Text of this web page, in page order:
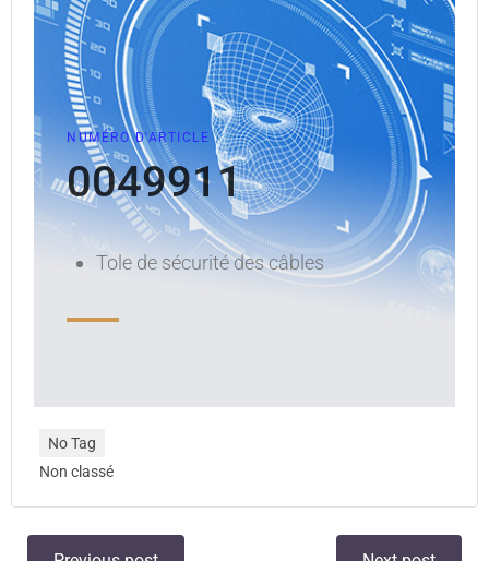
NUMÉRO D'ARTICLE
0049911
Tole de sécurité des câbles
No Tag
Non classé